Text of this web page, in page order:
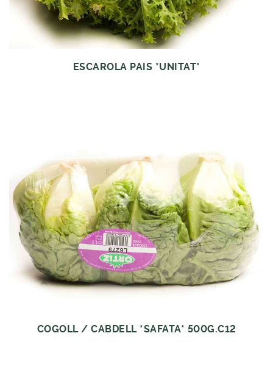
ESCAROLA PAIS *UNITAT*
COGOLL / CABDELL *SAFATA* 500G.C12